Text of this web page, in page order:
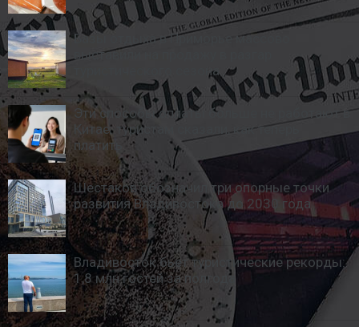
Базы отдыха в Приморье массово
выставили на продажу в разгар
туристического сезона
Эти способы оплаты больше не работают в
Китае: туристам сказали, как теперь
платить
Шестаков обозначил три опорные точки
развития Владивостока до 2030 года
Владивосток бьет туристические рекорды:
1,8 млн гостей за полгода